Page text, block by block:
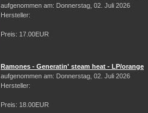
aufgenommen am: Donnerstag, 02. Juli 2026
Hersteller:
Preis: 17.00EUR
Ramones - Generatin' steam heat - LP/orange
aufgenommen am: Donnerstag, 02. Juli 2026
Hersteller:
Preis: 18.00EUR